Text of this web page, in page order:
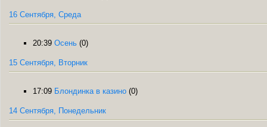
16 Сентября, Среда
20:39 Осень (0)
15 Сентября, Вторник
17:09 Блондинка в казино (0)
14 Сентября, Понедельник